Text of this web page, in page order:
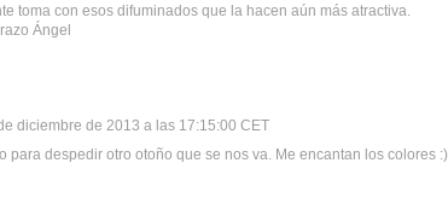
toma con esos difuminados que la hacen aún más atractiva.
Ángel
diciembre de 2013 a las 17:15:00 CET
para despedir otro otoño que se nos va. Me encantan los colores :)